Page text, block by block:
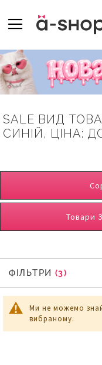
TO
CONTENT
SALE ВИД
СИНІЙ, ЦІНА:
Товари
Ми не можемо
вибраному.
ФІЛЬТРИ
ФІЛЬТРИ